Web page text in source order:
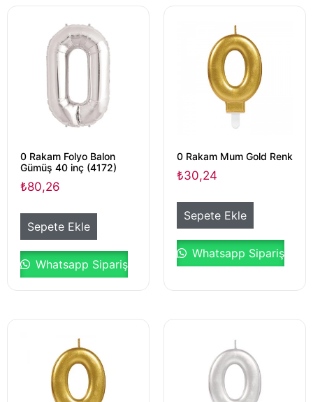
0 Rakam Folyo Balon
Gümüş 40 inç (4172)
₺80,26
Sepete Ekle
Whatsapp Sipariş
0 Rakam Mum Gold Renk
₺30,24
Sepete Ekle
Whatsapp Sipariş